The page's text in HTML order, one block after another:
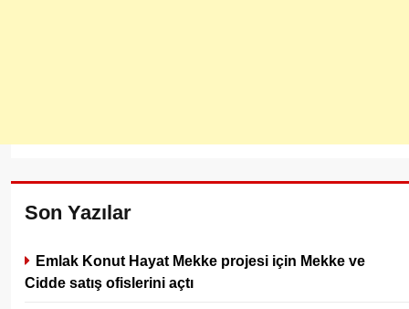
Son Yazılar
Emlak Konut Hayat Mekke projesi için Mekke ve
Cidde satış ofislerini açtı